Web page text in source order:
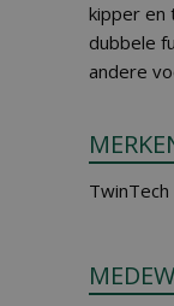
kipper en
dubbele
andere
TwinTech